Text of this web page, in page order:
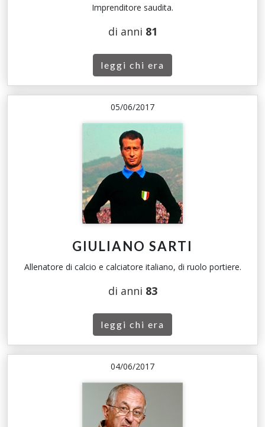
Imprenditore saudita.
di anni 81
leggi chi era
05/06/2017
GIULIANO SARTI
Allenatore di calcio e calciatore italiano, di ruolo portiere.
di anni 83
leggi chi era
04/06/2017